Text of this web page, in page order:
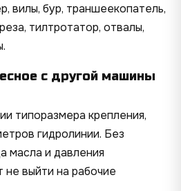
вилы, бур, траншеекопатель,
тилтротатор, отвалы,
с другой машины
типоразмера крепления,
гидролинии. Без
масла и давления
выйти на рабочие